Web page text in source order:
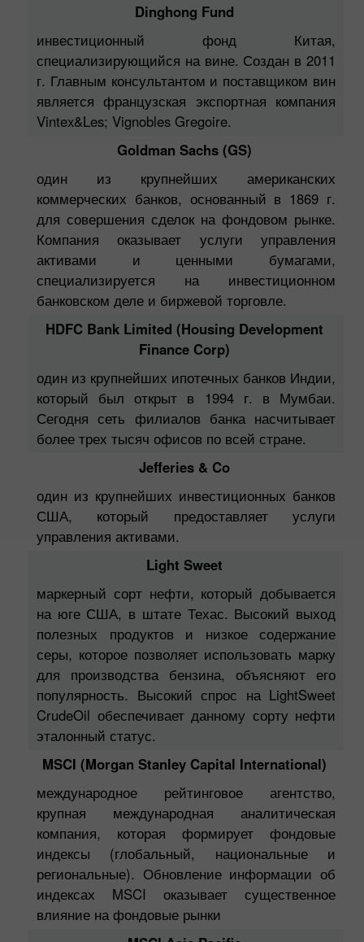
Dinghong Fund
инвестиционный фонд Китая,
специализирующийся на вине. Создан в 2011
г. Главным консультантом и поставщиком вин
является французская экспортная компания
Vintex&Les; Vignobles Gregoire.
Goldman Sachs (GS)
один из крупнейших американских
коммерческих банков, основанный в 1869 г.
для совершения сделок на фондовом рынке.
Компания оказывает услуги управления
активами и ценными бумагами,
специализируется на инвестиционном
банковском деле и биржевой торговле.
HDFC Bank Limited (Housing Development
Finance Corp)
один из крупнейших ипотечных банков Индии,
который был открыт в 1994 г. в Мумбаи.
Сегодня сеть филиалов банка насчитывает
более трех тысяч офисов по всей стране.
Jefferies & Co
один из крупнейших инвестиционных банков
США, который предоставляет услуги
управления активами.
Light Sweet
маркерный сорт нефти, который добывается
на юге США, в штате Техас. Высокий выход
полезных продуктов и низкое содержание
серы, которое позволяет использовать марку
для производства бензина, объясняют его
популярность. Высокий спрос на LightSweet
CrudeOil обеспечивает данному сорту нефти
эталонный статус.
MSCI (Morgan Stanley Capital International)
международное рейтинговое агентство,
крупная международная аналитическая
компания, которая формирует фондовые
индексы (глобальный, национальные и
региональные). Обновление информации об
индексах MSCI оказывает существенное
влияние на фондовые рынки